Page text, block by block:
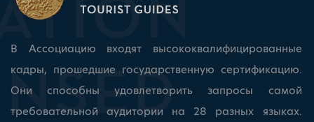
В Ассоциацию входят высококвалифицированные
кадры, прошедшие государственную сертификацию.
Они способны удовлетворить запросы самой
требовательной аудитории на 28 разных языках.